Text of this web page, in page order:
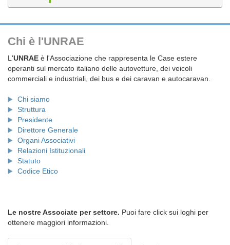
Chi è l'UNRAE
L'UNRAE è l'Associazione che rappresenta le Case estere
operanti sul mercato italiano delle autovetture, dei veicoli
commerciali e industriali, dei bus e dei caravan e autocaravan.
Chi siamo
Struttura
Presidente
Direttore Generale
Organi Associativi
Relazioni Istituzionali
Statuto
Codice Etico
Le nostre Associate per settore. Puoi fare click sui loghi per
ottenere maggiori informazioni.